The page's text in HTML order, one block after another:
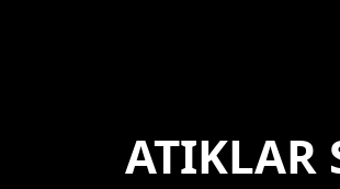
ATIKLAR